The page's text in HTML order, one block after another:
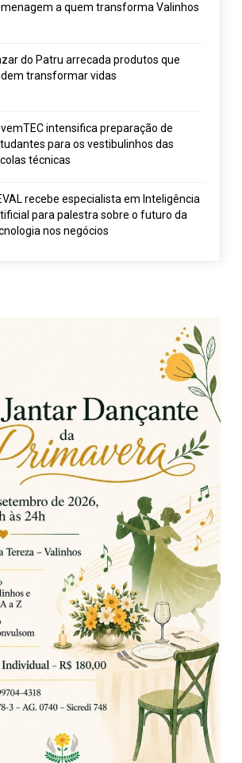
a quem transforma Valinhos
do Patru arrecada produtos que
transformar vidas
intensifica preparação de
para os vestibulinhos das
técnicas
recebe especialista em Inteligência
para palestra sobre o futuro da
nos negócios